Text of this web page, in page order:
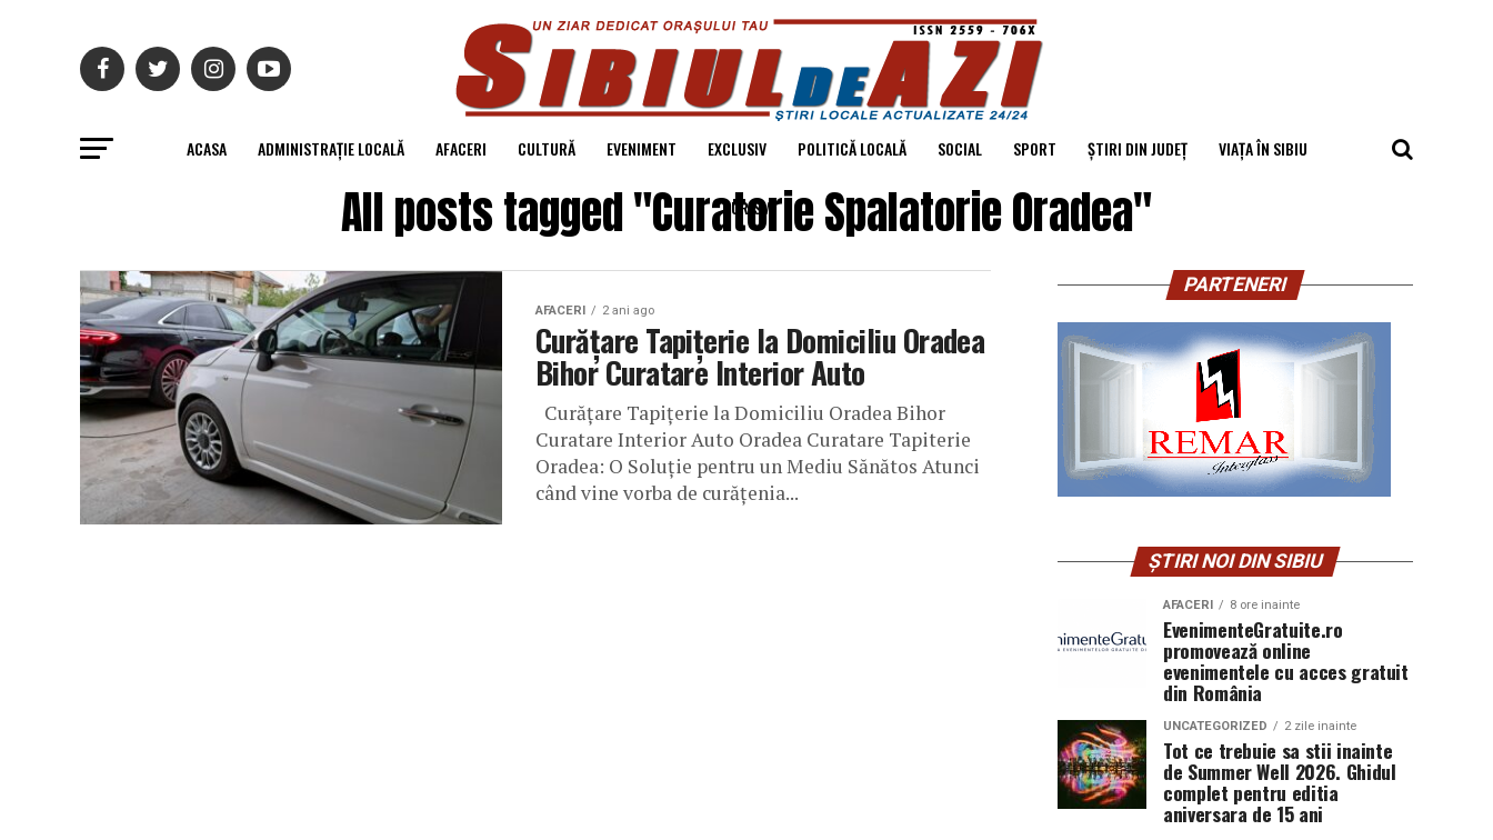
ACASA ADMINISTRAȚIE LOCALĂ AFACERI CULTURĂ EVENIMENT EXCLUSIV POLITICĂ LOCALĂ SOCIAL SPORT ȘTIRI DIN JUDEȚ VIAȚA ÎN SIBIU
TURISM
All posts tagged "Curatorie Spalatorie Oradea"
AFACERI 2 ani ago
Curățare Tapițerie la Domiciliu Oradea
Bihor Curatare Interior Auto
Curățare Tapițerie la Domiciliu Oradea Bihor
Curatare Interior Auto Oradea Curatare Tapiterie
Oradea: O Soluție pentru un Mediu Sănătos Atunci
când vine vorba de curățenia...
PARTENERI
ȘTIRI NOI DIN SIBIU
AFACERI 8 ore inainte
EvenimenteGratuite.ro
promovează online
evenimentele cu acces gratuit
din România
UNCATEGORIZED 2 zile inainte
Tot ce trebuie sa stii inainte
de Summer Well 2026. Ghidul
complet pentru editia
aniversara de 15 ani